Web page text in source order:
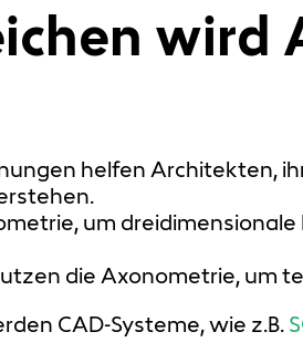
helfen Architekten,
um
die Axonometrie, um
CAD-Systeme, wie z.B.